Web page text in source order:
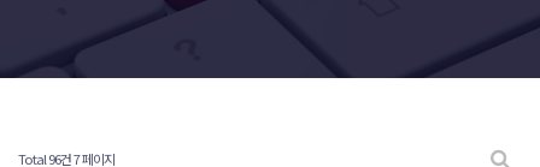
Total 96건7 페이지